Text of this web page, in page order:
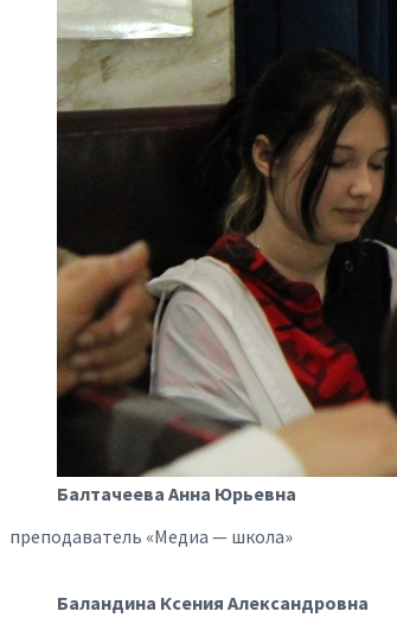
Балтачеева Анна Юрьевна
преподаватель «Медиа — школа»
Баландина Ксения Александровна